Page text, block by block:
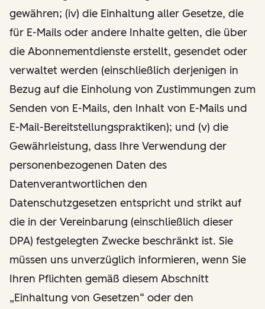
gewähren; (iv) die Einhaltung aller Gesetze, die
für E-Mails oder andere Inhalte gelten, die über
die Abonnementdienste erstellt, gesendet oder
verwaltet werden (einschließlich derjenigen in
Bezug auf die Einholung von Zustimmungen zum
Senden von E-Mails, den Inhalt von E-Mails und
E-Mail-Bereitstellungspraktiken); und (v) die
Gewährleistung, dass Ihre Verwendung der
personenbezogenen Daten des
Datenverantwortlichen den
Datenschutzgesetzen entspricht und strikt auf
die in der Vereinbarung (einschließlich dieser
DPA) festgelegten Zwecke beschränkt ist. Sie
müssen uns unverzüglich informieren, wenn Sie
Ihren Pflichten gemäß diesem Abschnitt
„Einhaltung von Gesetzen“ oder den